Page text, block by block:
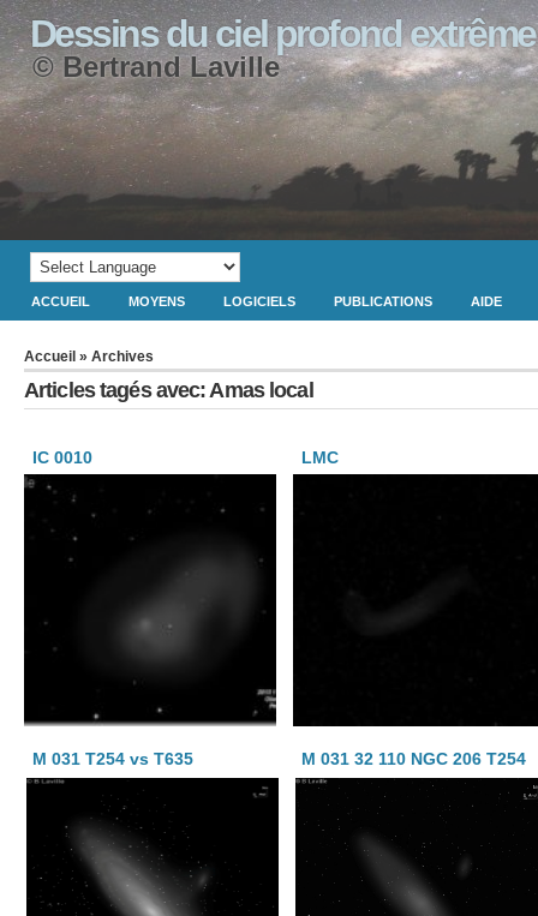
Dessins du ciel profond extrême
© Bertrand Laville
ACCUEIL MOYENS LOGICIELS PUBLICATIONS AIDE
Accueil » Archives
Articles tagés avec: Amas local
IC 0010 LMC
M 031 T254 vs T635 M 031 32 110 NGC 206 T254